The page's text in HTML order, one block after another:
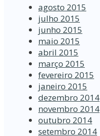
agosto 2015
julho 2015
junho 2015
maio 2015
abril 2015
março 2015
fevereiro 2015
janeiro 2015
dezembro 2014
novembro 2014
outubro 2014
setembro 2014